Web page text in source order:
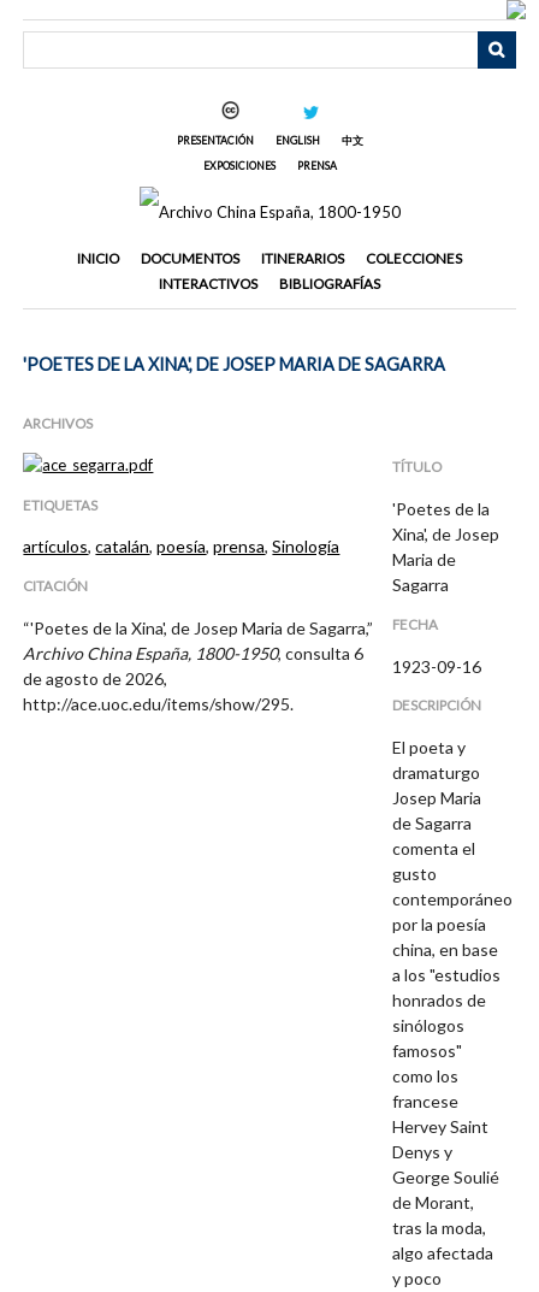
PRESENTACIÓN ENGLISH
中文
EXPOSICIONES
PRENSA
INICIO DOCUMENTOS ITINERARIOS
COLECCIONES
INTERACTIVOS
BIBLIOGRAFÍAS
'POETES DE LA XINA', DE JOSEP MARIA DE SAGARRA
ARCHIVOS
ETIQUETAS
artículos,catalán,poesía,prensa,Sinología
CITACIÓN
“'Poetes de la Xina', de Josep Maria de Sagarra,”
Archivo China España, 1800-1950, consulta 6
de agosto de 2026,
http://ace.uoc.edu/items/show/295.
TÍTULO
'Poetes de la
Xina', de Josep
Maria de
Sagarra
FECHA
1923-09-16
DESCRIPCIÓN
El poeta y
dramaturgo
Josep Maria
de Sagarra
comenta el
gusto
contemporáneo
por la poesía
china, en base
a los "estudios
honrados de
sinólogos
famosos"
como los
francese
Hervey Saint
Denys y
George Soulié
de Morant,
tras la moda,
algo afectada
y poco